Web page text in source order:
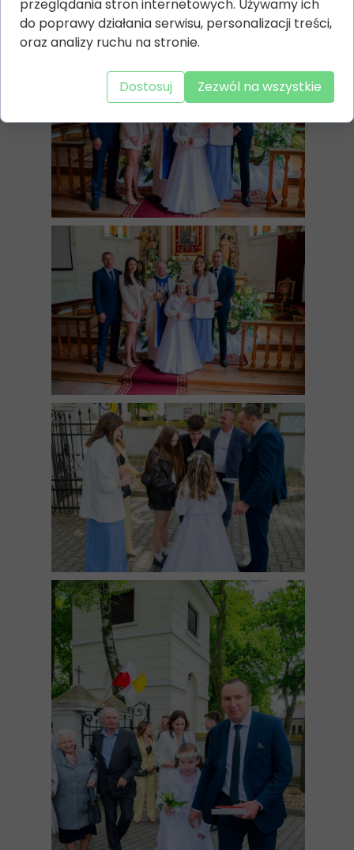
przeglądania stron internetowych. Używamy ich
do poprawy działania serwisu, personalizacji treści,
oraz analizy ruchu na stronie.
Dostosuj Zezwól na wszystkie